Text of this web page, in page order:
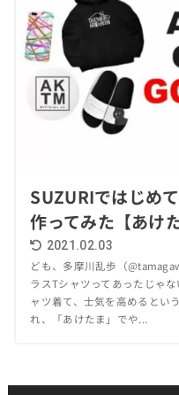
SUZURIではじめ
作ってみた【あけ
2021.02.03
ども、多摩川乱歩（
ラスTシャツってあったじゃ
ャツ着て、士気を高めるとい
れ、「あけたま」でや...